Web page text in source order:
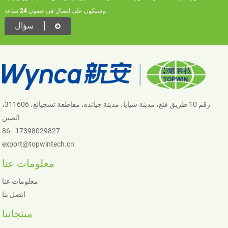
وسنكون على اتصال في غضون 24 ساعة.
سؤال
رقم 10 طريق فنغ، مدينة شيايا، مدينة جيانده، مقاطعة تشجيانغ، 311606،
الصين
86 - 17398029827
export@topwintech.cn
معلومات عنا
معلومات عنا
اتصل بنا
منتجاتنا